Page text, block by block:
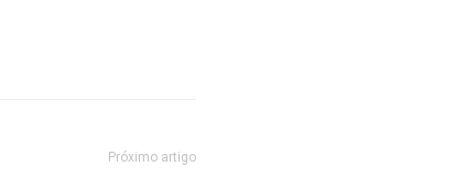
Próximo artigo